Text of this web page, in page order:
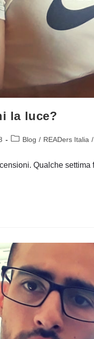
la luce?
Categoria
Blog / READers Italia /
Qualche